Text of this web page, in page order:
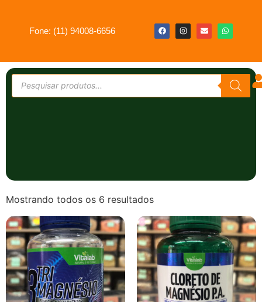
Fone: (11) 94008-6656
Mostrando todos os 6 resultados